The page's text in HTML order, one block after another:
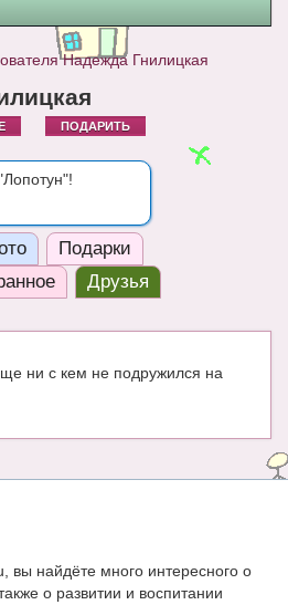
Надежда Гнилицкая
ПОДАРИТЬ
Подарки
Друзья
ни с кем не подружился на
вы найдёте много интересного о
о развитии и воспитании